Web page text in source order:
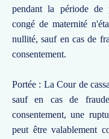
pendant la période de
congé de maternité
nullité, sauf en cas de
consentement.
Portée : La Cour de
sauf en cas de
consentement, une
peut être valablement